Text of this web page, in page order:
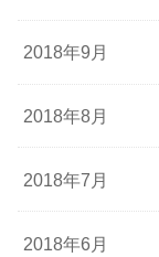
2018年9月
2018年8月
2018年7月
2018年6月